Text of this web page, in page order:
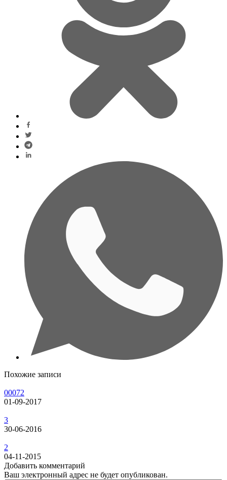
Похожие записи
00072
01-09-2017
3
30-06-2016
2
04-11-2015
Добавить комментарий
Ваш электронный адрес не будет опубликован.